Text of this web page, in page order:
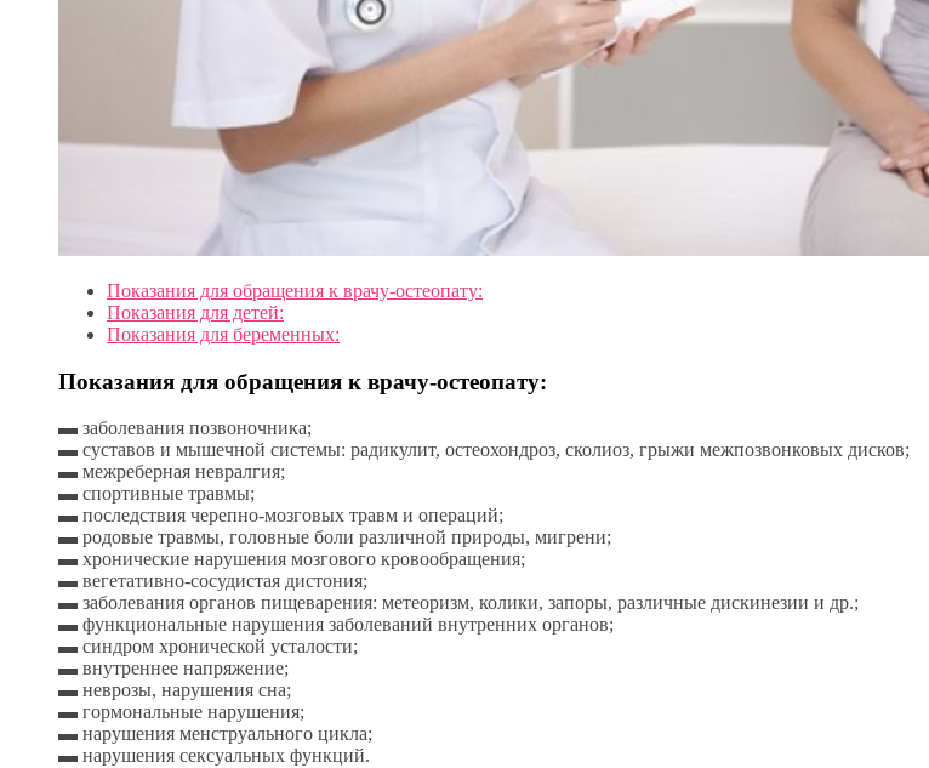
Показания для обращения к врачу-остеопату:
Показания для детей:
Показания для беременных:
Показания для обращения к врачу-остеопату:
▬ заболевания позвоночника;
▬ суставов и мышечной системы: радикулит, остеохондроз, сколиоз, грыжи межпозвонковых дисков;
▬ межреберная невралгия;
▬ спортивные травмы;
▬ последствия черепно-мозговых травм и операций;
▬ родовые травмы, головные боли различной природы, мигрени;
▬ хронические нарушения мозгового кровообращения;
▬ вегетативно-сосудистая дистония;
▬ заболевания органов пищеварения: метеоризм, колики, запоры, различные дискинезии и др.;
▬ функциональные нарушения заболеваний внутренних органов;
▬ синдром хронической усталости;
▬ внутреннее напряжение;
▬ неврозы, нарушения сна;
▬ гормональные нарушения;
▬ нарушения менструального цикла;
▬ нарушения сексуальных функций.